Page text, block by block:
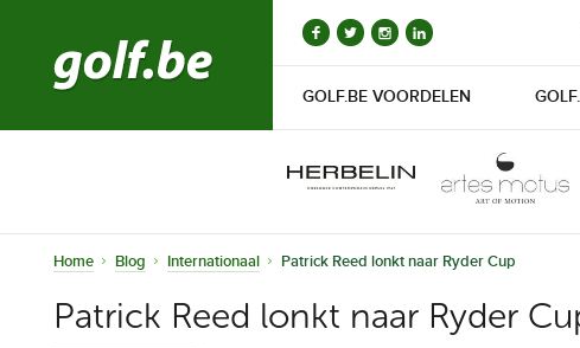
GOLF.BE VOORDELEN
Home Blog Internationaal Patrick Reed lonkt naar Ryder Cup
Patrick Reed lonkt naar Ryder